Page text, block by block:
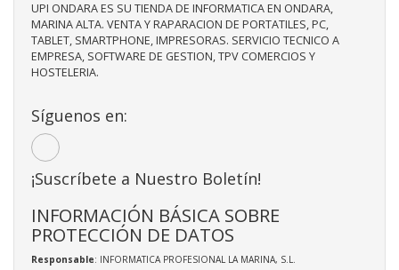
UPI ONDARA ES SU TIENDA DE INFORMATICA EN ONDARA,
MARINA ALTA. VENTA Y RAPARACION DE PORTATILES, PC,
TABLET, SMARTPHONE, IMPRESORAS. SERVICIO TECNICO A
EMPRESA, SOFTWARE DE GESTION, TPV COMERCIOS Y
HOSTELERIA.
Síguenos en:
¡Suscríbete a Nuestro Boletín!
INFORMACIÓN BÁSICA SOBRE
PROTECCIÓN DE DATOS
Responsable: INFORMATICA PROFESIONAL LA MARINA, S.L.